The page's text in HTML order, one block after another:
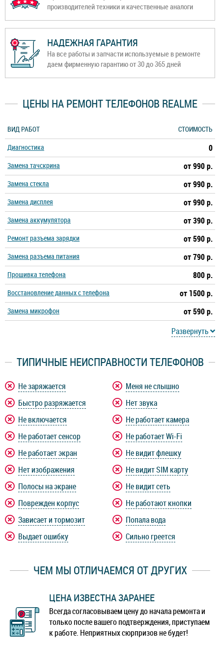
производителей техники и качественные аналоги
НАДЕЖНАЯ ГАРАНТИЯ
На все работы и запчасти используемые в ремонте
даем фирменную гарантию от 30 до 365 дней
ЦЕНЫ НА РЕМОНТ ТЕЛЕФОНОВ REALME
ВИД РАБОТ
СТОИМОСТЬ
Диагностика
0
Замена тачскрина от 990 р.
Замена стекла от 990 р.
Замена дисплея от 990 р.
Замена аккумулятора от 390 р.
Ремонт разъема зарядки от 590 р.
Замена разъема питания от 790 р.
Прошивка телефона 800 р.
Восстановление данных с телефона от 1500 р.
Замена микрофон
от 590 р.
Развернуть
ТИПИЧНЫЕ НЕИСПРАВНОСТИ ТЕЛЕФОНОВ
Не заряжается
Быстро разряжается
Не включается
Не работает сенсор
Не работает экран
Нет изображения
Полосы на экране
Поврежден корпус
Зависает и тормозит
Выдает ошибку
Меня не слышно
Нет звука
Не работает камера
Не работает Wi-Fi
Не видит флешку
Не видит SIM карту
Не видит сеть
Не работают кнопки
Попала вода
Сильно греется
ЧЕМ МЫ ОТЛИЧАЕМСЯ ОТ ДРУГИХ
ЦЕНА ИЗВЕСТНА ЗАРАНЕЕ
Всегда согласовываем цену до начала ремонта и
только после вашего подтверждения, приступаем
к работе. Неприятных сюрпризов не будет!